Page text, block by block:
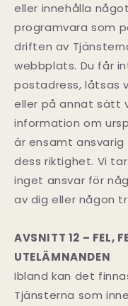
eller innehålla
programvara som
driften av
webbplats. Du får
postadress, låtsas
eller på annat sätt
information om
är ensamt ansvarig
dess riktighet. Vi
inget ansvar för
av dig eller någon
AVSNITT 12 – FEL,
UTELÄMNANDEN
Ibland kan det
Tjänsterna som